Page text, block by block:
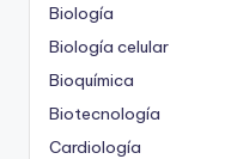
Biología
Biología celular
Bioquímica
Biotecnología
Cardiología